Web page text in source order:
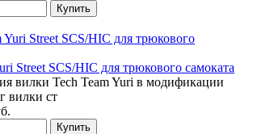
Street SCS/HIC для трюкового самоката
вилки Tech Team Yuri в модификации
вилки ст